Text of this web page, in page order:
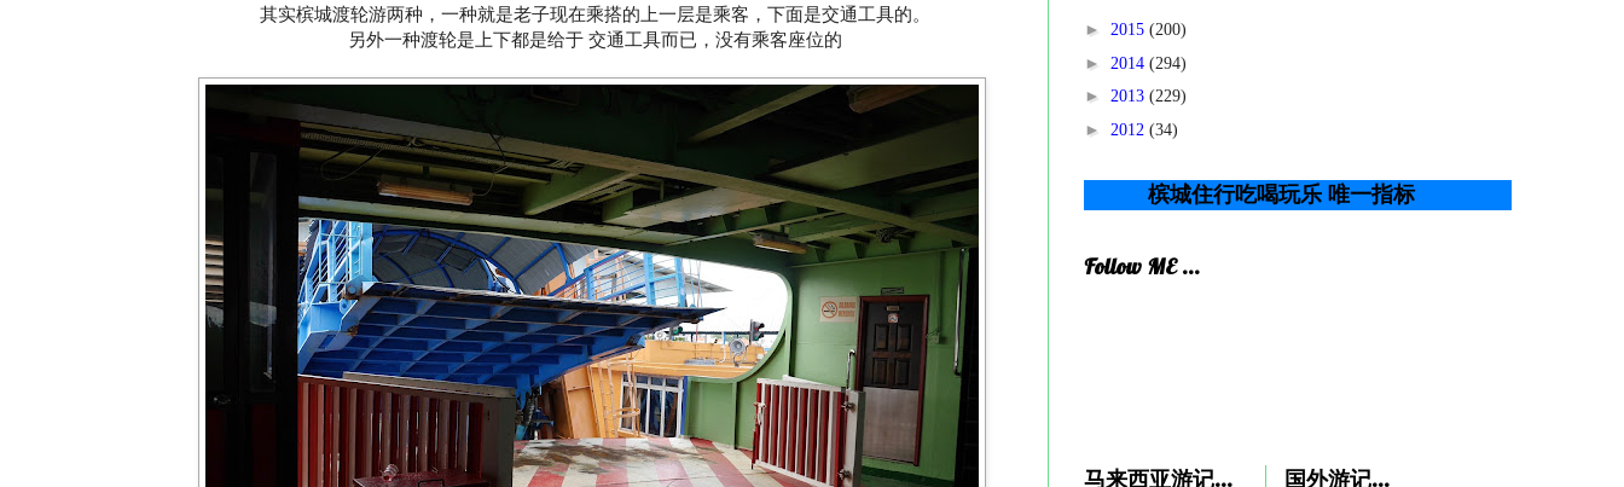
其实槟城渡轮游两种，一种就是老子现在乘搭的上一层是乘客，下面是交通工具的。
另外一种渡轮是上下都是给于 交通工具而已，没有乘客座位的
► 2015 (200)
► 2014 (294)
► 2013 (229)
► 2012 (34)
槟城住行吃喝玩乐 唯一指标
Follow ME ...
马来西亚游记... 国外游记...